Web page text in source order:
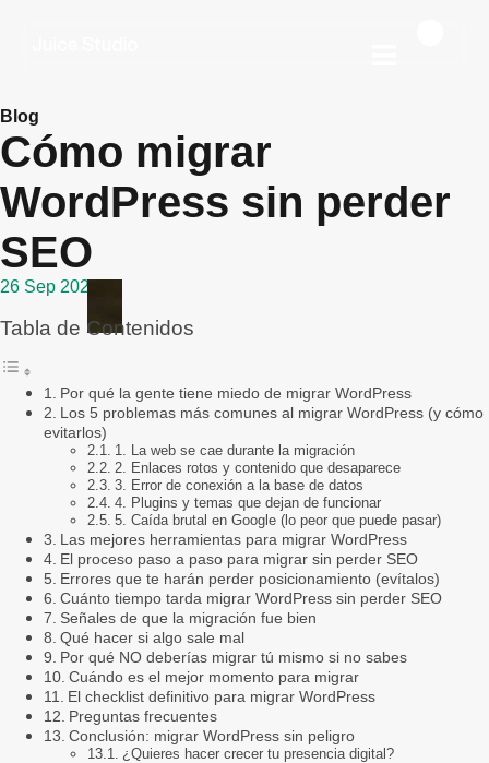
Blog
Cómo migrar
WordPress sin perder
SEO
26 Sep 2025
Tabla de Contenidos
Por qué la gente tiene miedo de migrar WordPress
Los 5 problemas más comunes al migrar WordPress (y cómo
evitarlos)
1. La web se cae durante la migración
2. Enlaces rotos y contenido que desaparece
3. Error de conexión a la base de datos
4. Plugins y temas que dejan de funcionar
5. Caída brutal en Google (lo peor que puede pasar)
Las mejores herramientas para migrar WordPress
El proceso paso a paso para migrar sin perder SEO
Errores que te harán perder posicionamiento (evítalos)
Cuánto tiempo tarda migrar WordPress sin perder SEO
Señales de que la migración fue bien
Qué hacer si algo sale mal
Por qué NO deberías migrar tú mismo si no sabes
Cuándo es el mejor momento para migrar
El checklist definitivo para migrar WordPress
Preguntas frecuentes
Conclusión: migrar WordPress sin peligro
¿Quieres hacer crecer tu presencia digital?